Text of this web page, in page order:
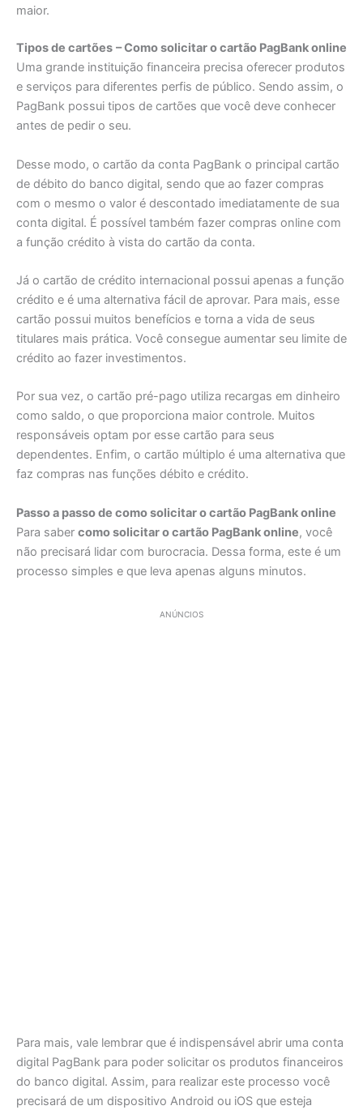
maior.
Tipos de cartões – Como solicitar o cartão PagBank online
Uma grande instituição financeira precisa oferecer produtos
e serviços para diferentes perfis de público. Sendo assim, o
PagBank possui tipos de cartões que você deve conhecer
antes de pedir o seu.
Desse modo, o cartão da conta PagBank o principal cartão
de débito do banco digital, sendo que ao fazer compras
com o mesmo o valor é descontado imediatamente de sua
conta digital. É possível também fazer compras online com
a função crédito à vista do cartão da conta.
Já o cartão de crédito internacional possui apenas a função
crédito e é uma alternativa fácil de aprovar. Para mais, esse
cartão possui muitos benefícios e torna a vida de seus
titulares mais prática. Você consegue aumentar seu limite de
crédito ao fazer investimentos.
Por sua vez, o cartão pré-pago utiliza recargas em dinheiro
como saldo, o que proporciona maior controle. Muitos
responsáveis optam por esse cartão para seus
dependentes. Enfim, o cartão múltiplo é uma alternativa que
faz compras nas funções débito e crédito.
Passo a passo de como solicitar o cartão PagBank online
Para saber como solicitar o cartão PagBank online, você
não precisará lidar com burocracia. Dessa forma, este é um
processo simples e que leva apenas alguns minutos.
ANÚNCIOS
Para mais, vale lembrar que é indispensável abrir uma conta
digital PagBank para poder solicitar os produtos financeiros
do banco digital. Assim, para realizar este processo você
precisará de um dispositivo Android ou iOS que esteja